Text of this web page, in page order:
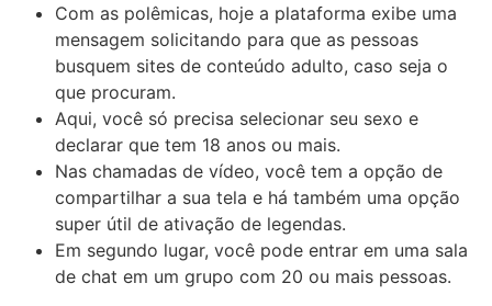
Com as polêmicas, hoje a plataforma exibe uma
mensagem solicitando para que as pessoas
busquem sites de conteúdo adulto, caso seja o
que procuram.
Aqui, você só precisa selecionar seu sexo e
declarar que tem 18 anos ou mais.
Nas chamadas de vídeo, você tem a opção de
compartilhar a sua tela e há também uma opção
super útil de ativação de legendas.
Em segundo lugar, você pode entrar em uma sala
de chat em um grupo com 20 ou mais pessoas.